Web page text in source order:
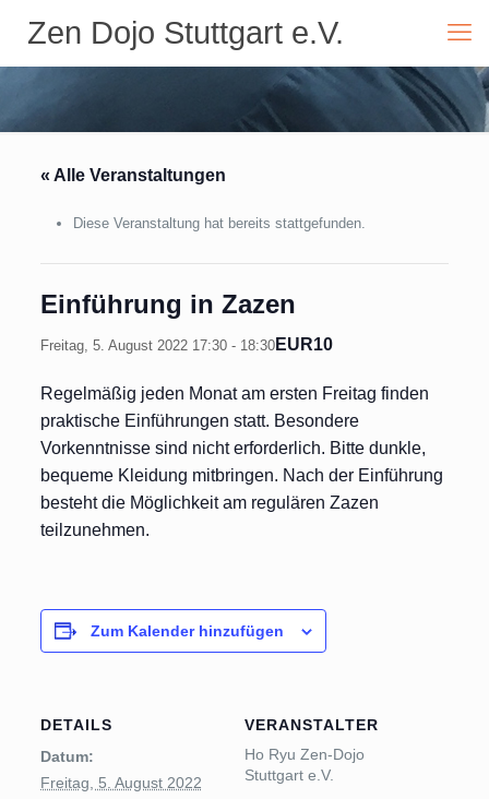
Zen Dojo Stuttgart e.V.
« Alle Veranstaltungen
Diese Veranstaltung hat bereits stattgefunden.
Einführung in Zazen
Freitag, 5. August 2022 17:30- 18:30EUR10
Regelmäßig jeden Monat am ersten Freitag finden
praktische Einführungen statt. Besondere
Vorkenntnisse sind nicht erforderlich. Bitte dunkle,
bequeme Kleidung mitbringen. Nach der Einführung
besteht die Möglichkeit am regulären Zazen
teilzunehmen.
Zum Kalender hinzufügen
DETAILS
Datum:
Freitag, 5. August 2022
VERANSTALTER
Ho Ryu Zen-Dojo
Stuttgart e.V.